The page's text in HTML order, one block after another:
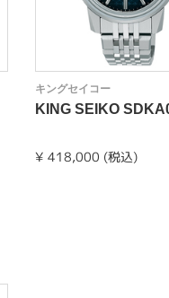
キングセイコー
KING SEIKO
¥ 418,000 (税込)